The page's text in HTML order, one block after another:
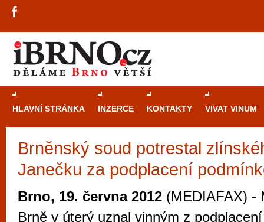
HLAVNÍ STRÁNKA INZERCE KONTAKTY VIVAT VINUM
Brněnský soud potrestal
Janečku za podplacení
Brno, 19. června 2012 (MEDIAFAX) -
Brně v úterý uznal vinným z
Průvodce
Brně: Od
Brno je